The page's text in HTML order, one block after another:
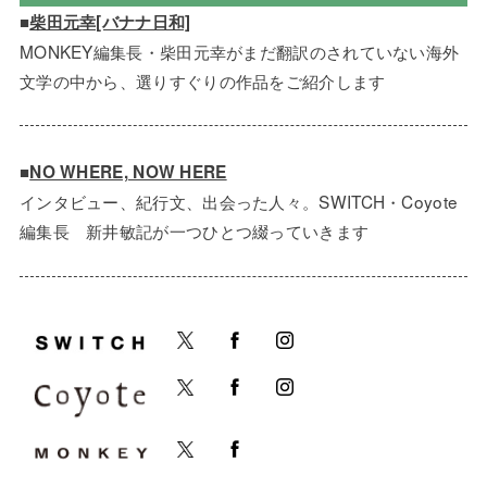
■柴田元幸[バナナ日和]
MONKEY編集長・柴田元幸がまだ翻訳のされていない海外
文学の中から、選りすぐりの作品をご紹介します
■NO WHERE, NOW HERE
インタビュー、紀行文、出会った人々。SWITCH・Coyote
編集長 新井敏記が一つひとつ綴っていきます